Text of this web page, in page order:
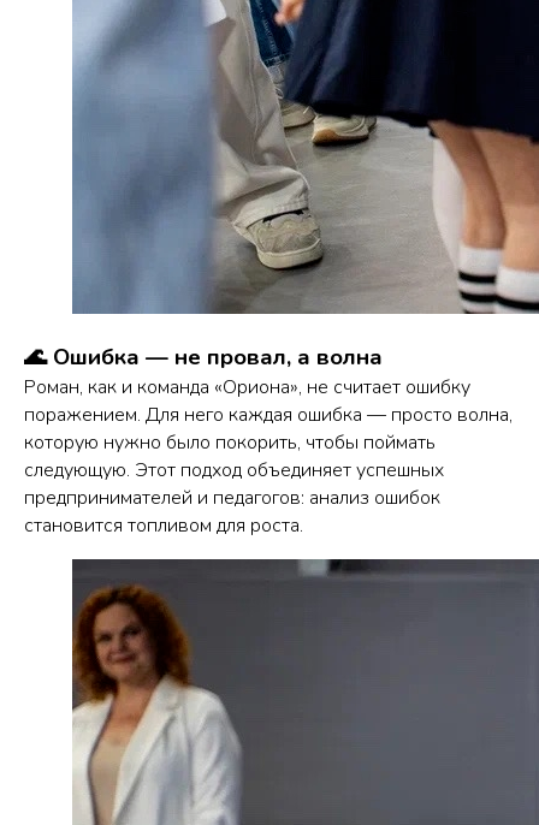
🌊 Ошибка — не провал, а волна
Роман, как и команда «Ориона», не считает ошибку
поражением. Для него каждая ошибка — просто волна,
которую нужно было покорить, чтобы поймать
следующую. Этот подход объединяет успешных
предпринимателей и педагогов: анализ ошибок
становится топливом для роста.